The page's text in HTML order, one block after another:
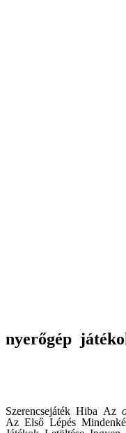
nyerőgép
Szerencsejáték Hiba Az
Az Első Lépés